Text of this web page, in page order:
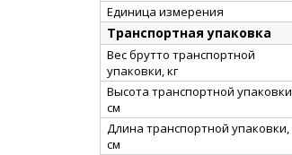
Единица измерения
Транспортная упаковка
Вес брутто транспортной
упаковки, кг
Высота транспортной упаковки,
см
Длина транспортной упаковки,
см